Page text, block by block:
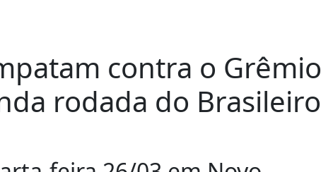
contra o Grêmio
rodada do Brasileiro